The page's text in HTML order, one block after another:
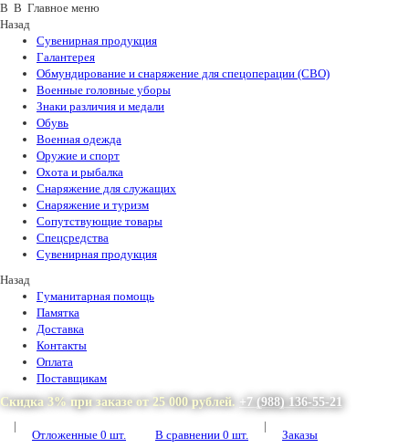
В В Главное меню
Назад
Сувенирная продукция
Галантерея
Обмундирование и снаряжение для спецоперации (СВО)
Военные головные уборы
Знаки различия и медали
Обувь
Военная одежда
Оружие и спорт
Охота и рыбалка
Снаряжение для служащих
Снаряжение и туризм
Сопутствующие товары
Спецсредства
Сувенирная продукция
Назад
Гуманитарная помощь
Памятка
Доставка
Контакты
Оплата
Поставщикам
Скидка 3% при заказе от 25 000 рублей. +7 (988) 136-55-21
|
Отложенные 0 шт. В сравнении 0 шт.
|
Заказы